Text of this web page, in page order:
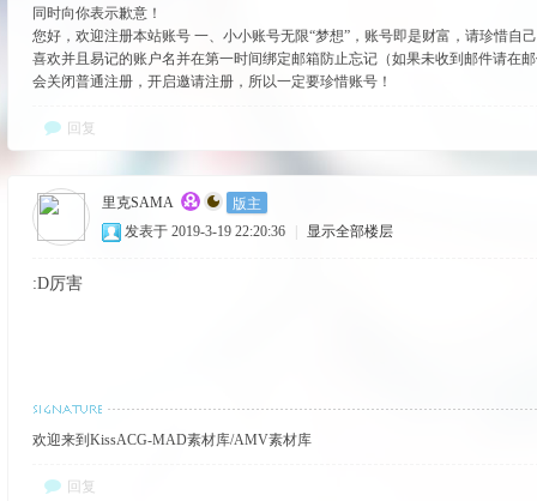
同时向你表示歉意！
您好，欢迎注册本站账号 一、小小账号无限“梦想”，账号即是财富，请珍惜
喜欢并且易记的账户名并在第一时间绑定邮箱防止忘记（如果未收到邮件请在
会关闭普通注册，开启邀请注册，所以一定要珍惜账号！
回复
里克SAMA 版主
发表于 2019-3-19 22:20:36 显示全部楼层
:D厉害
欢迎来到KissACG-MAD素材库/AMV素材库
回复